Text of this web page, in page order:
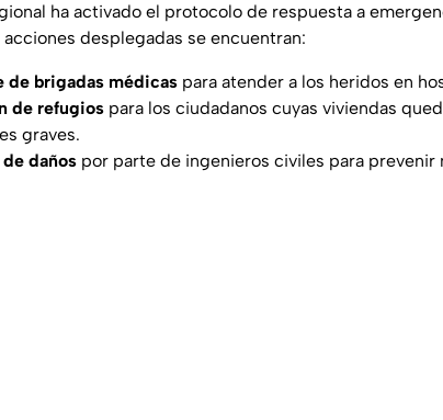
ha activado el protocolo de respuesta a
desplegadas se encuentran:
de brigadas médicas para atender a los heridos en
de refugios para los ciudadanos cuyas viviendas
graves.
daños por parte de ingenieros civiles para prevenir